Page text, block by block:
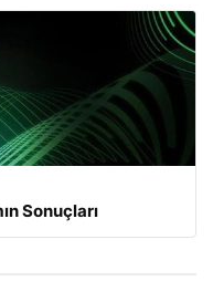
Sonuçları